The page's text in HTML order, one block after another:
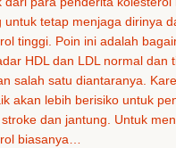
untuk tetap menjaga dirinya
tinggi. Poin ini adalah
HDL dan LDL normal dan
salah satu diantaranya.
akan lebih berisiko untuk
dan jantung. Untuk
biasanya…